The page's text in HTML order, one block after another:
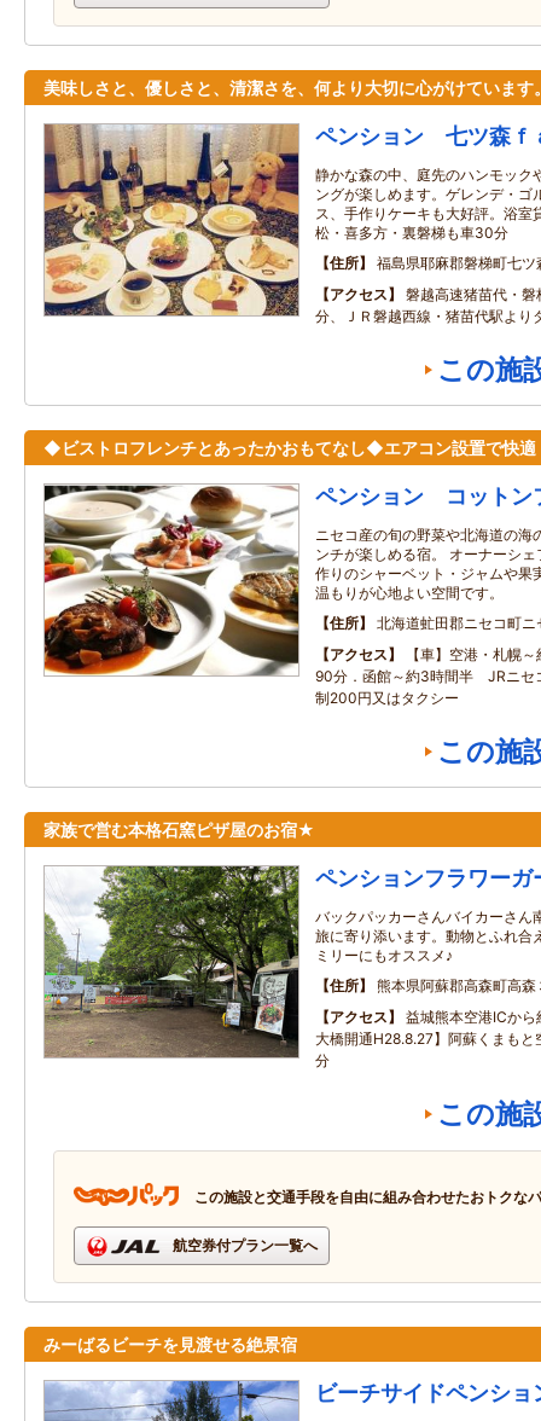
美味しさと、優しさと、清潔さを、何より大切に心がけています
ペンション 七ツ森ｆ
静かな森の中、庭先のハンモック
ングが楽しめます。ゲレンデ・ゴ
ス、手作りケーキも大好評。浴
松・喜多方・裏磐梯も車30分
住所
福島県耶麻郡磐梯町七
アクセス
磐越高速猪苗代・
分、ＪＲ磐越西線・猪苗代駅より
この施
◆ビストロフレンチとあったかおもてなし◆エアコン設置で快適
ペンション コットン
ニセコ産の旬の野菜や北海道の海
ンチが楽しめる宿。 オーナーシ
作りのシャーベット・ジャムや果
温もりが心地よい空間です。
住所
北海道虻田郡ニセコ町
アクセス
【車】空港・札幌
90分．函館～約3時間半 JRニセ
制200円又はタクシー
この施
家族で営む本格石窯ピザ屋のお宿★
ペンションフラワーガ
バックパッカーさんバイカーさん
旅に寄り添います。動物とふれ合
ミリーにもオススメ♪
住所
熊本県阿蘇郡高森町高森
アクセス
益城熊本空港IC
大橋開通H28.8.27】阿蘇くまも
分
この施
この施設と交通手段を自由に組み合わせたおトクな
航空券付プラン一覧へ
みーばるビーチを見渡せる絶景宿
ビーチサイドペンショ